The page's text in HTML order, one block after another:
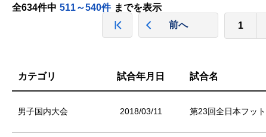
全634件中 511～540件 までを表示
前へ
1
カテゴリ 試合年月日 試合名
男子国内大会 2018/03/11 第23回全日本フッ